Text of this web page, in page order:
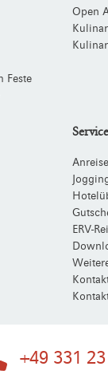
Feste
Open
Service
ERV-
+49 331